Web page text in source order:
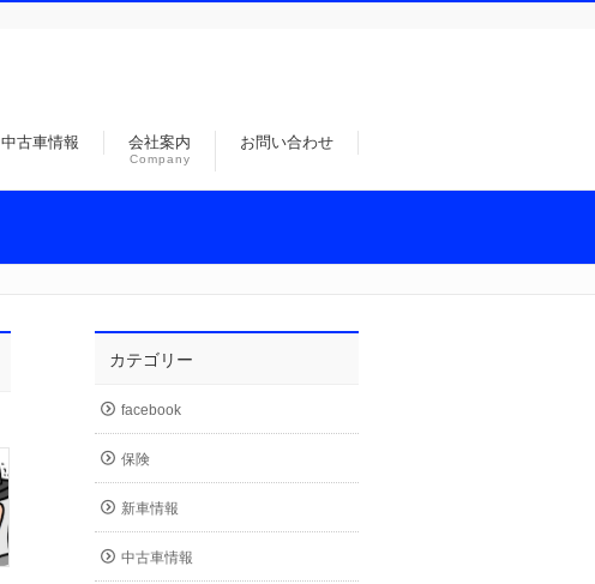
中古車情報 会社案内
Company
お問い合わせ
カテゴリー
facebook
保険
新車情報
中古車情報